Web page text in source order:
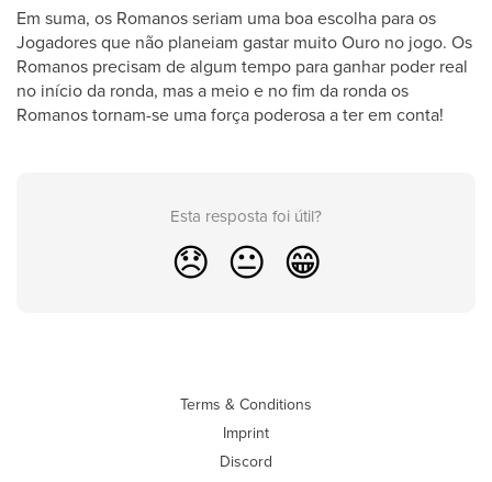
Em suma, os Romanos seriam uma boa escolha para os
Jogadores que não planeiam gastar muito Ouro no jogo. Os
Romanos precisam de algum tempo para ganhar poder real
no início da ronda, mas a meio e no fim da ronda os
Romanos tornam-se uma força poderosa a ter em conta!
Esta resposta foi útil?
😞 😐 😁
Terms & Conditions
Imprint
Discord